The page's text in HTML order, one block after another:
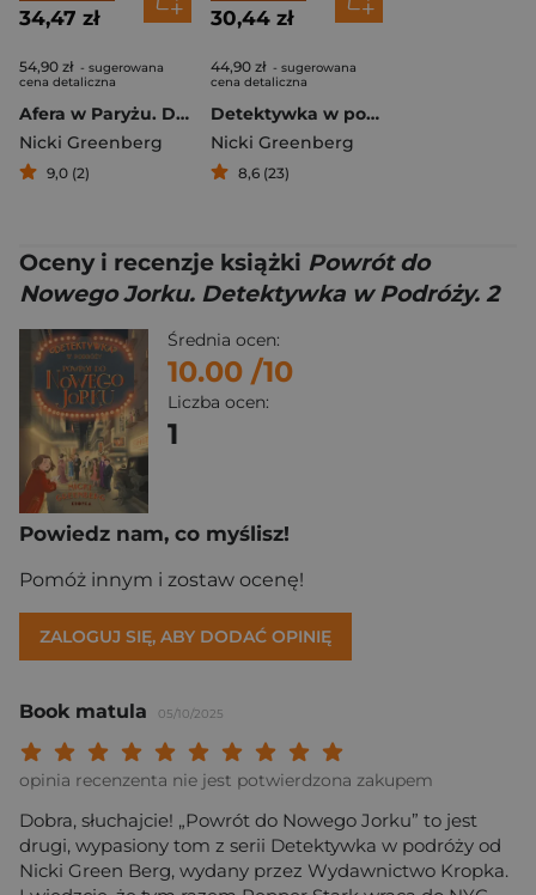
34,47 zł
54,90 zł - sugerowana
cena detaliczna
Afera w Paryżu. Detektywka w Podróży. Tom 3
Nicki Greenberg
9,0 (2)
30,44 zł
44,90 zł - sugerowana
cena detaliczna
Detektywka w podróży. Wyprawa przez Atlantyk
Nicki Greenberg
8,6 (23)
Oceny i recenzje książki Powrót do
Nowego Jorku. Detektywka w Podróży. 2
Średnia ocen:
10.00 /10
Liczba ocen:
1
Powiedz nam, co myślisz!
Pomóż innym i zostaw ocenę!
ZALOGUJ SIĘ, ABY DODAĆ OPINIĘ
Book matula 05/10/2025
Twoja ocena:
Twoja ocena: Wybitna 9/
Twoja ocena: Rewelacyjna 8/
Twoja ocena: Bardzo dobra 7/10"
Twoja ocena: Dobra 6/10"
Twoja ocena: Przeciętna 5/10"
Twoja ocena: Może być 4/10"
Twoja ocena: Słaba 3/10"
Twoja ocena: Bardzo słaba 2/10"
Twoja ocena: Beznadziejna 1/10"
opinia recenzenta nie jest potwierdzona zakupem
Dobra, słuchajcie! „Powrót do Nowego Jorku” to jest
drugi, wypasiony tom z serii Detektywka w podróży od
Nicki Green Berg, wydany przez Wydawnictwo Kropka.